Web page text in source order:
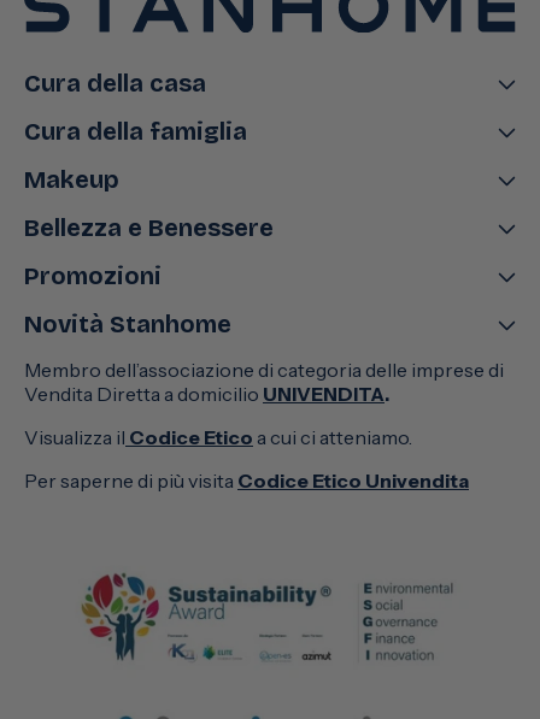
Cura della casa
Cura della famiglia
Makeup
Bellezza e Benessere
Promozioni
Novità Stanhome
Membro dell’associazione di categoria delle imprese di
Vendita Diretta a domicilio UNIVENDITA.
Visualizza il Codice Etico a cui ci atteniamo.
Per saperne di più visita Codice Etico Univendita